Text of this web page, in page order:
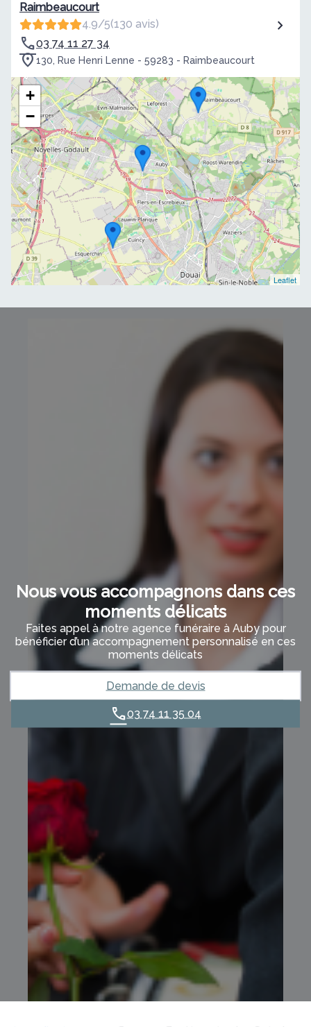
Raimbeaucourt
4.9/5(130 avis)
03 74 11 27 34
130, Rue Henri Lenne - 59283 - Raimbeaucourt
+
−
Leaflet
Nous vous accompagnons dans ces
moments délicats
Faites appel à notre agence funéraire à Auby pour
bénéficier d’un accompagnement personnalisé en ces
moments délicats
Demande de devis
03 74 11 35 04